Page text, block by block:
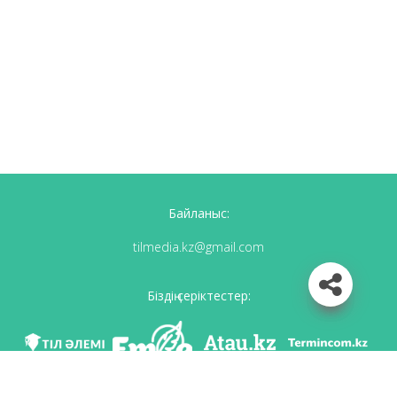
Байланыс:
tilmedia.kz@gmail.com
Біздің серіктестер: